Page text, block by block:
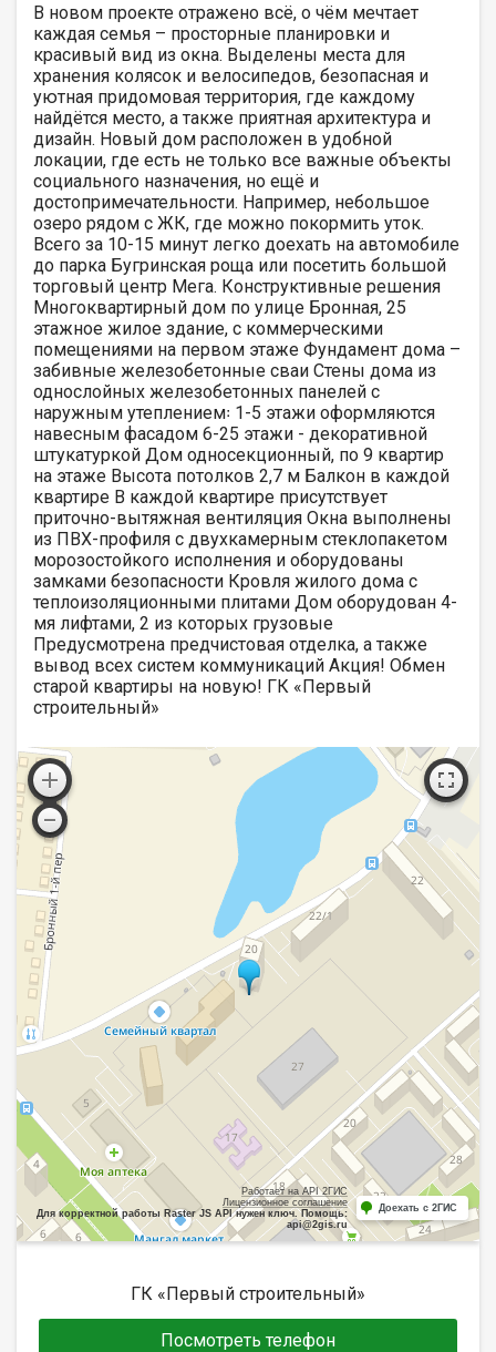
В новом проекте отражено всё, о чём мечтает
каждая семья – просторные планировки и
красивый вид из окна. Выделены места для
хранения колясок и велосипедов, безопасная и
уютная придомовая территория, где каждому
найдётся место, а также приятная архитектура и
дизайн. Новый дом расположен в удобной
локации, где есть не только все важные объекты
социального назначения, но ещё и
достопримечательности. Например, небольшое
озеро рядом с ЖК, где можно покормить уток.
Всего за 10-15 минут легко доехать на автомобиле
до парка Бугринская роща или посетить большой
торговый центр Мега. Конструктивные решения
Многоквартирный дом по улице Бронная, 25
этажное жилое здание, с коммерческими
помещениями на первом этаже Фундамент дома –
забивные железобетонные сваи Стены дома из
однослойных железобетонных панелей с
наружным утеплением꞉ 1-5 этажи оформляются
навесным фасадом 6-25 этажи - декоративной
штукатуркой Дом односекционный, по 9 квартир
на этаже Высота потолков 2,7 м Балкон в каждой
квартире В каждой квартире присутствует
приточно-вытяжная вентиляция Окна выполнены
из ПВХ-профиля с двухкамерным стеклопакетом
морозостойкого исполнения и оборудованы
замками безопасности Кровля жилого дома с
теплоизоляционными плитами Дом оборудован 4-
мя лифтами, 2 из которых грузовые
Предусмотрена предчистовая отделка, а также
вывод всех систем коммуникаций Акция! Обмен
старой квартиры на новую! ГК «Первый
строительный»
Работает на API 2ГИС
Лицензионное соглашение
Для корректной работы Raster JS API нужен ключ. Помощь:
api@2gis.ru
Доехать с 2ГИС
ГК «Первый строительный»
Посмотреть телефон